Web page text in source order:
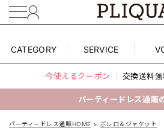
CATEGORY SERVICE
今使えるクーポン 交換送料
パーティードレス通販
パーティードレス通販HOME
ボレロ＆ジャケット